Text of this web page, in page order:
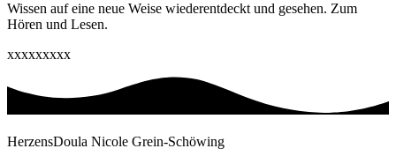
Wissen auf eine neue Weise wiederentdeckt und gesehen. Zum
Hören und Lesen.
xxxxxxxxx
HerzensDoula Nicole Grein-Schöwing